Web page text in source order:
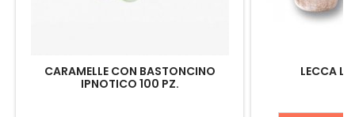
CARAMELLE CON BASTONCINO
IPNOTICO 100 PZ.
LECCA